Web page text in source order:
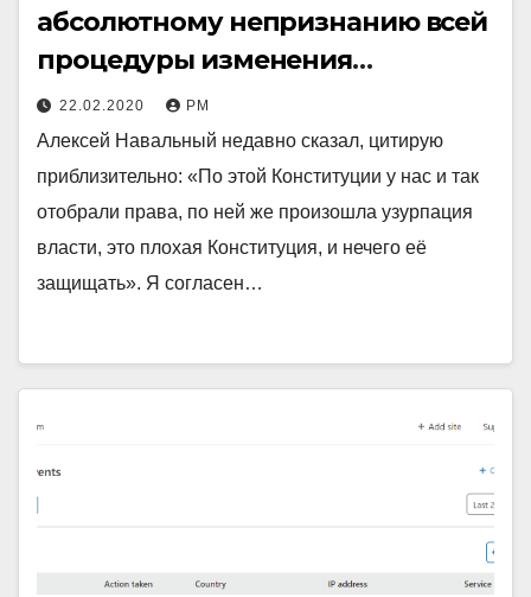
абсолютному непризнанию всей
процедуры изменения
Конституции
22.02.2020 РМ
Алексей Навальный недавно сказал, цитирую
приблизительно: «По этой Конституции у нас и так
отобрали права, по ней же произошла узурпация
власти, это плохая Конституция, и нечего её
защищать». Я согласен…